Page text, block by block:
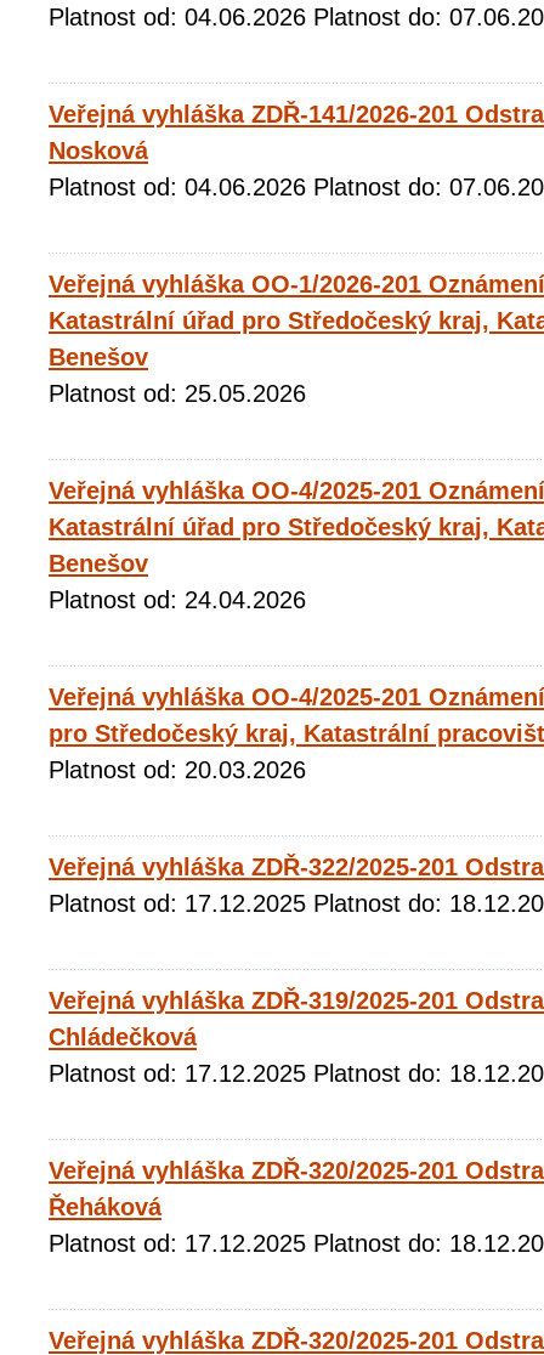
Platnost od: 04.06.2026 Platnost do:
Veřejná vyhláška ZDŘ-141/2026-201
Nosková
Platnost od: 04.06.2026 Platnost do:
Veřejná vyhláška OO-1/2026-201
Katastrální úřad pro Středočeský kraj,
Benešov
Platnost od: 25.05.2026
Veřejná vyhláška OO-4/2025-201
Katastrální úřad pro Středočeský kraj,
Benešov
Platnost od: 24.04.2026
Veřejná vyhláška OO-4/2025-201
pro Středočeský kraj, Katastrální
Platnost od: 20.03.2026
Veřejná vyhláška ZDŘ-322/2025-201
Platnost od: 17.12.2025 Platnost do:
Veřejná vyhláška ZDŘ-319/2025-201
Chládečková
Platnost od: 17.12.2025 Platnost do:
Veřejná vyhláška ZDŘ-320/2025-201
Řeháková
Platnost od: 17.12.2025 Platnost do:
Veřejná vyhláška ZDŘ-320/2025-201